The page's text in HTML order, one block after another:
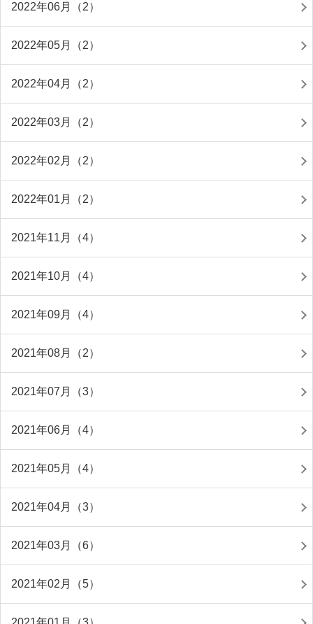
2022年06月（2）
2022年05月（2）
2022年04月（2）
2022年03月（2）
2022年02月（2）
2022年01月（2）
2021年11月（4）
2021年10月（4）
2021年09月（4）
2021年08月（2）
2021年07月（3）
2021年06月（4）
2021年05月（4）
2021年04月（3）
2021年03月（6）
2021年02月（5）